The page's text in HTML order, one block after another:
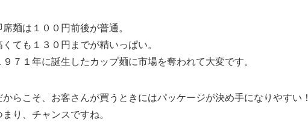
席麺は１００円前後が普通。
くても１３０円までが精いっぱい。
９７１年に誕生したカップ麺に市場を奪われて大変です。
からこそ、お客さんが買うときにはパッケージが決め手になりやすい！
まり、チャンスですね。